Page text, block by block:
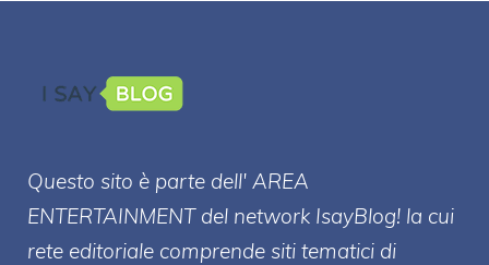
Questo sito è parte dell' AREA
ENTERTAINMENT del network IsayBlog! la cui
rete editoriale comprende siti tematici di